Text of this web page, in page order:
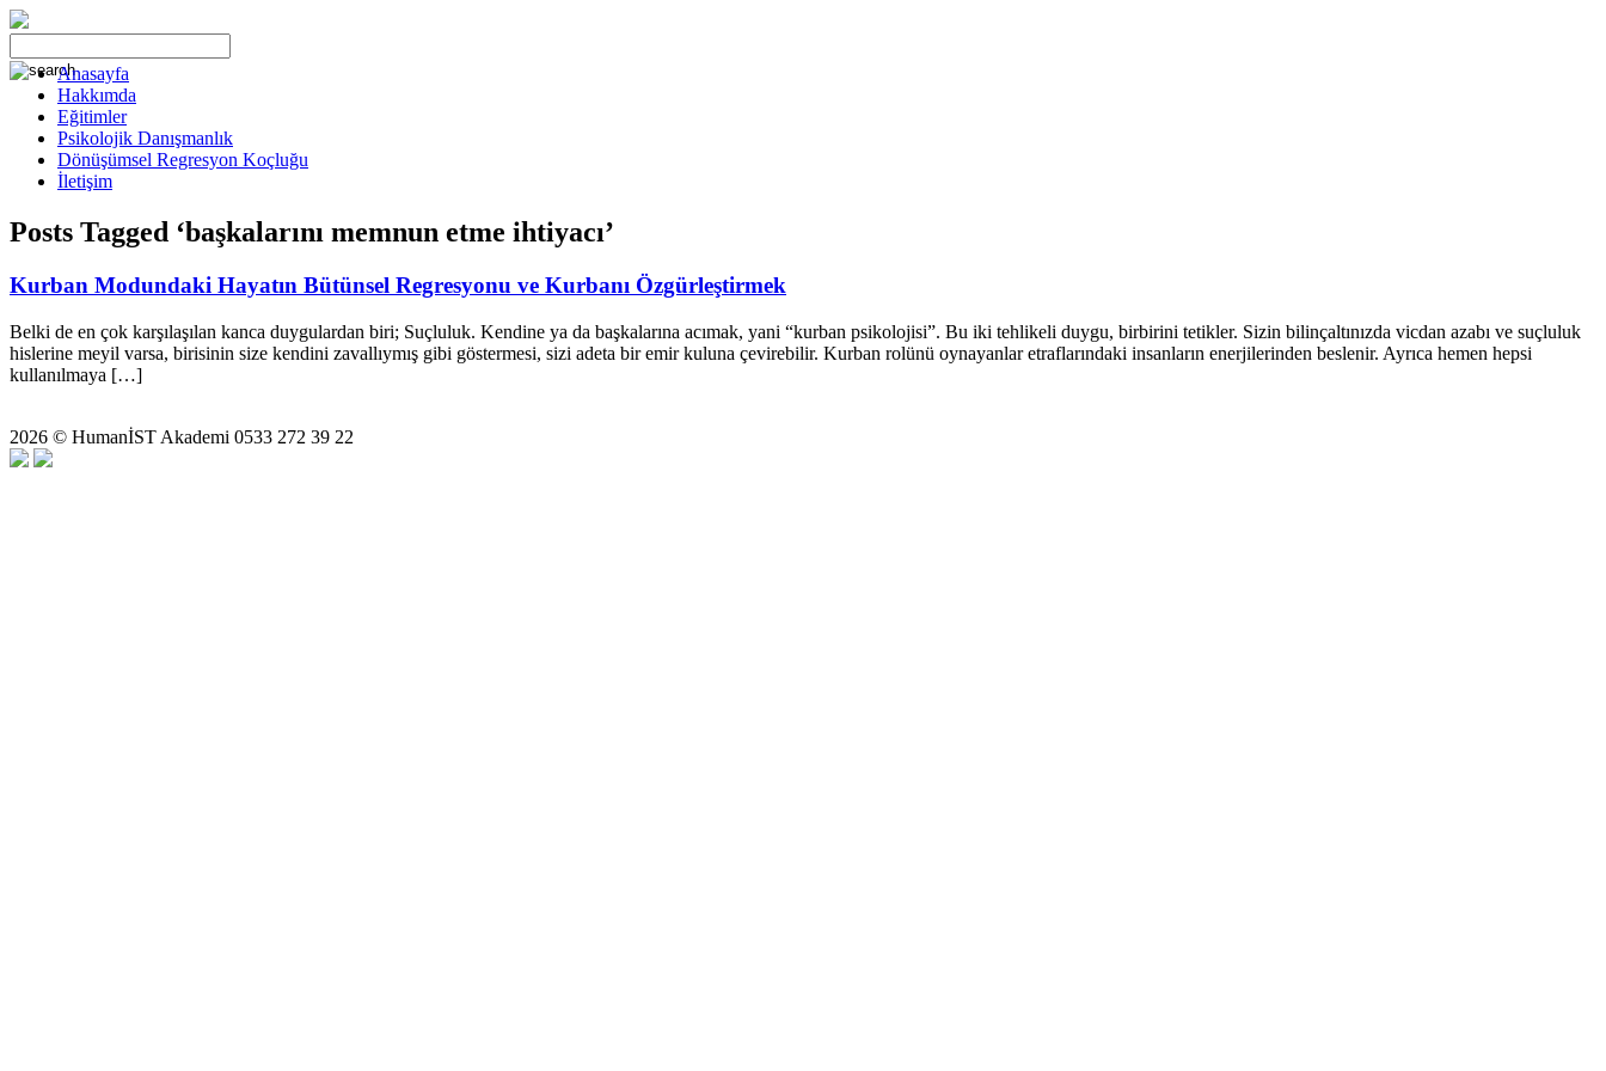
Anasayfa
Hakkımda
Eğitimler
Psikolojik Danışmanlık
Dönüşümsel Regresyon Koçluğu
İletişim
Posts Tagged ‘başkalarını memnun etme ihtiyacı’
Kurban Modundaki Hayatın Bütünsel Regresyonu ve Kurbanı Özgürleştirmek
Belki de en çok karşılaşılan kanca duygulardan biri; Suçluluk. Kendine ya da başkalarına acımak, yani “kurban psikolojisi”. Bu iki tehlikeli duygu, birbirini tetikler. Sizin bilinçaltınızda vicdan azabı ve suçluluk
hislerine meyil varsa, birisinin size kendini zavallıymış gibi göstermesi, sizi adeta bir emir kuluna çevirebilir. Kurban rolünü oynayanlar etraflarındaki insanların enerjilerinden beslenir. Ayrıca hemen hepsi
kullanılmaya […]
2026 © HumanİST Akademi 0533 272 39 22